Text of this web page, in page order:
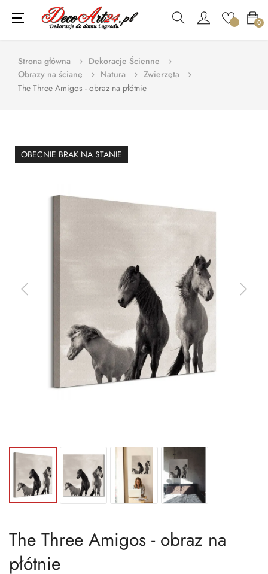
0
Toggle
navigation
☰
Strona główna
Dekoracje Ścienne
Obrazy na ścianę
Natura
Zwierzęta
The Three Amigos - obraz na płótnie
OBECNIE BRAK NA STANIE
The Three Amigos - obraz na
płótnie